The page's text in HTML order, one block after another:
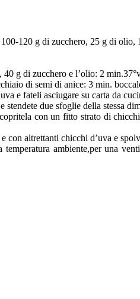
120 g di zucchero, 25 g di olio,
g di zucchero e l’olio: 2
di semi di anice: 3 min.
e fateli asciugare su carta da
stendete due sfoglie della stessa
con un fitto strato di
con altrettanti chicchi d’uva e
ambiente,per una